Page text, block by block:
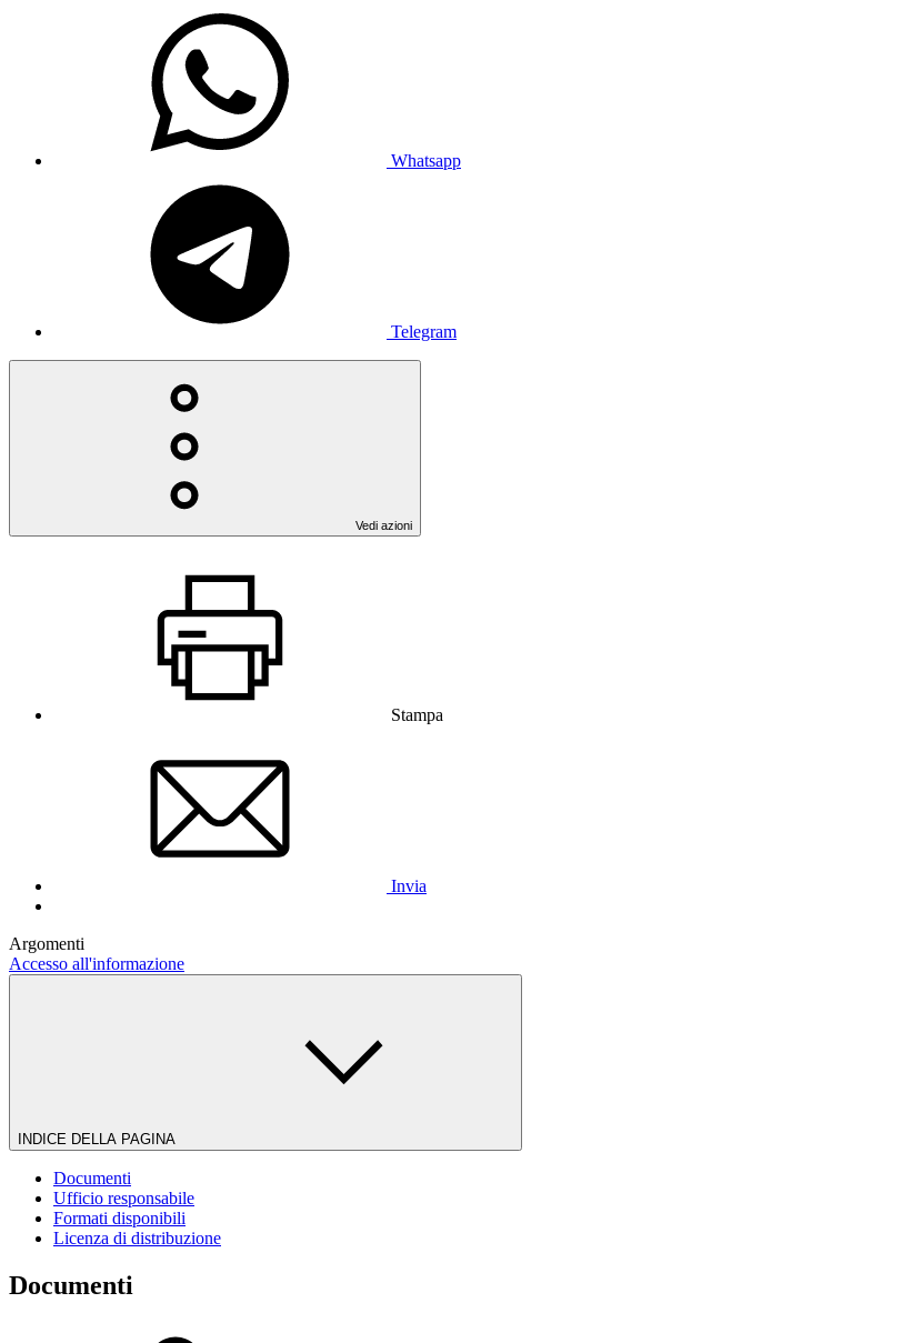
Whatsapp
Telegram
Vedi azioni
Stampa
Invia
Argomenti
Accesso all'informazione
INDICE DELLA PAGINA
Documenti
Ufficio responsabile
Formati disponibili
Licenza di distribuzione
Documenti